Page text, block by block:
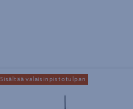
Sessak Corbin metalli
musta
Sisältää valaisinpistotulpan